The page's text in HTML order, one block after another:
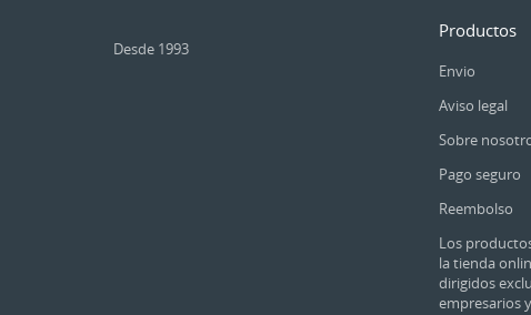
Desde 1993
Productos
Envio
Aviso legal
Sobre
Pago seguro
Reembolso
Los
la tienda
dirigidos
empresarios